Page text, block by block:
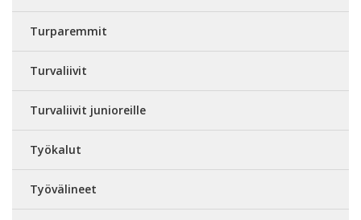
Turparemmit
Turvaliivit
Turvaliivit junioreille
Työkalut
Työvälineet